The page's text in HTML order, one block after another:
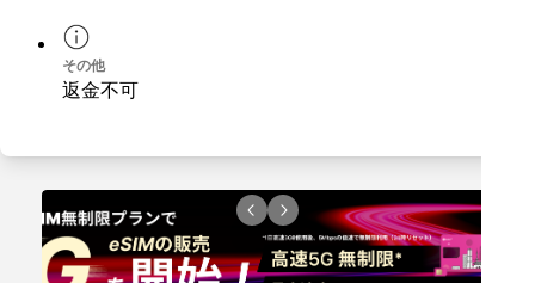
その他
返金不可